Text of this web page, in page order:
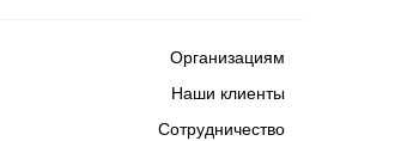
Организациям
Наши клиенты
Сотрудничество